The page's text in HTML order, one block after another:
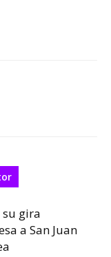
gira
a San Juan